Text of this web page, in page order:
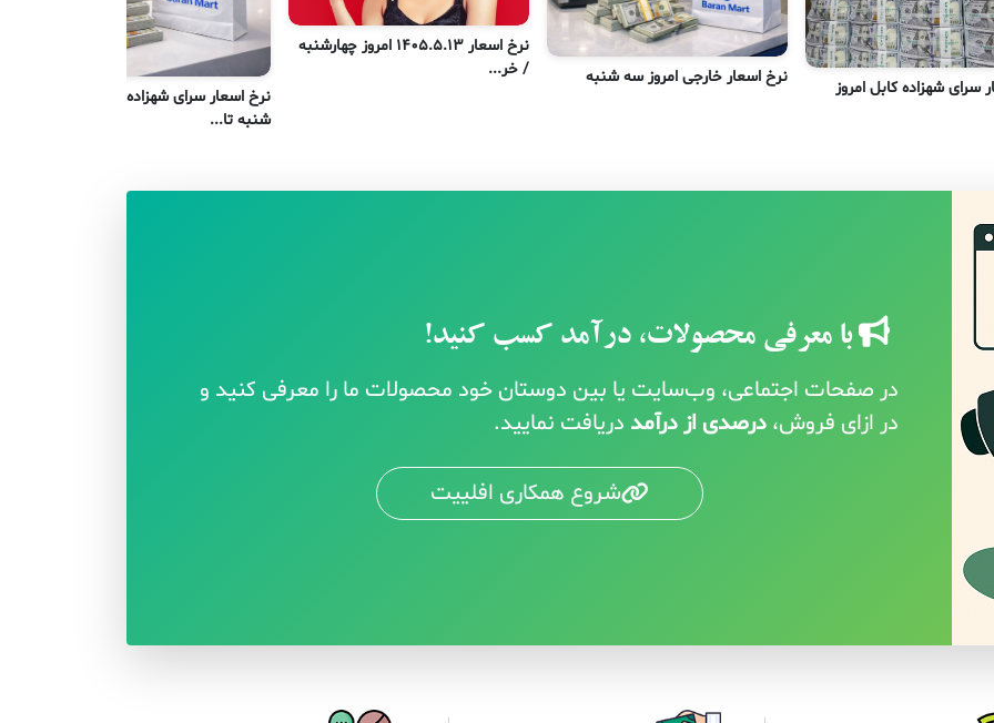
نرخ اسعار سرای شهزاده کابل امروز
شنبه تا...
نرخ اسعار 1405.5.13 امروز چهارشنبه
/ خر...
نرخ اسعار خارجی امروز سه شنبه
سرای شهزاده کابل امروز
با معرفی محصولات، درآمد کسب کنید!
در صفحات اجتماعی، وب‌سایت یا بین دوستان خود محصولات ما را معرفی کنید و
در ازای فروش، درصدی از درآمد دریافت نمایید.
شروع همکاری افلییت